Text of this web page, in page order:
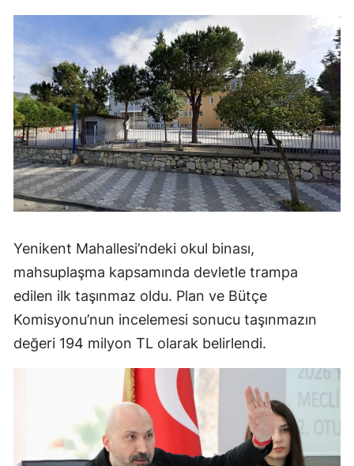
Yenikent Mahallesi’ndeki okul binası,
mahsuplaşma kapsamında devletle trampa
edilen ilk taşınmaz oldu. Plan ve Bütçe
Komisyonu’nun incelemesi sonucu taşınmazın
değeri 194 milyon TL olarak belirlendi.